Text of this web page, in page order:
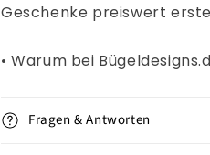
Geschenke preiswert
• Warum bei
Fragen & Antworten